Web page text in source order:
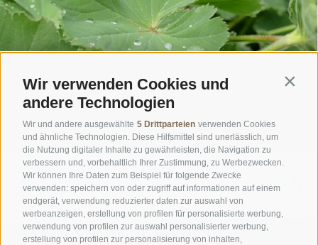
Wir verwenden Cookies und
andere Technologien
Wir und andere ausgewählte 5 Drittparteien verwenden Cookies
und ähnliche Technologien. Diese Hilfsmittel sind unerlässlich, um
die Nutzung digitaler Inhalte zu gewährleisten, die Navigation zu
verbessern und, vorbehaltlich Ihrer Zustimmung, zu Werbezwecken.
Wir können Ihre Daten zum Beispiel für folgende Zwecke
verwenden: speichern von oder zugriff auf informationen auf einem
endgerät, verwendung reduzierter daten zur auswahl von
werbeanzeigen, erstellung von profilen für personalisierte werbung,
verwendung von profilen zur auswahl personalisierter werbung,
erstellung von profilen zur personalisierung von inhalten,